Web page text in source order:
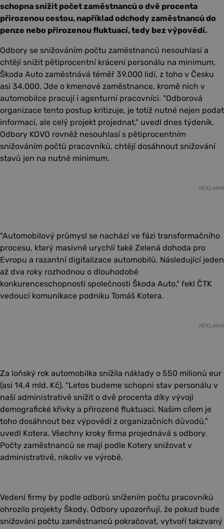
schopna snížit počet zaměstnanců o dvě procenta
přirozenou cestou, například odchody zaměstnanců do
penze nebo přirozenou fluktuací, tedy bez výpovědí.
Odbory se snižováním počtu zaměstnanců nesouhlasí a
chtějí snížit pětiprocentní krácení personálu na minimum.
Škoda Auto zaměstnává téměř 39.000 lidí, z toho v Česku
asi 34.000. Jde o kmenové zaměstnance, kromě nich v
automobilce pracují i agenturní pracovníci. "Odborová
organizace tento postup kritizuje, je totiž nutné nejen podat
informaci, ale celý projekt projednat," uvedl dnes týdeník.
Odbory KOVO rovněž nesouhlasí s pětiprocentním
snižováním počtů pracovníků, chtějí dosáhnout snižování
stavů jen na nutné minimum.
REKLAMA
"Automobilový průmysl se nachází ve fázi transformačního
procesu, který masivně urychlí také Zelená dohoda pro
Evropu a razantní digitalizace automobilů. Následující jeden
až dva roky rozhodnou o dlouhodobé
konkurenceschopnosti společnosti Škoda Auto," řekl ČTK
vedoucí komunikace podniku Tomáš Kotera.
REKLAMA
Za loňský rok automobilka snížila náklady o 550 milionů eur
(asi 14,4 mld. Kč). "Letos budeme schopni stav personálu v
naší administrativě snížit o dvě procenta díky vývoji
demografické křivky a přirozené fluktuaci. Našim cílem je
toho dosáhnout bez výpovědí z organizačních důvodů,"
uvedl Kotera. Všechny kroky firma projednává s odbory.
Počty zaměstnanců se mají podle Kotery snižovat v
administrativě, nikoliv ve výrobě.
Vedení firmy by podle odborů snížením počtu pracovníků
ohrozilo projekty Škody. Odbory upozorňují, že pokud bude
snižování počtu zaměstnanců pokračovat, vytvoří takzvaný